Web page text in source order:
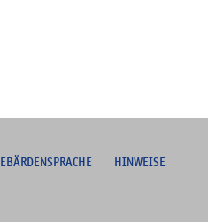
EBÄRDENSPRACHE
HINWEISE